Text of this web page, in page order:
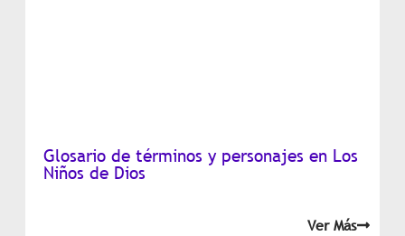
Glosario de términos y personajes en Los
Niños de Dios
Ver Más